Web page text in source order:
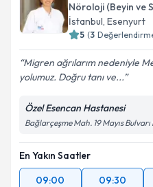
Nöroloji (Beyin ve
İstanbul, Esenyurt
5 (3
Migren ağrılarım nedeniyle
yolumuz. Doğru tanı ve...
Özel Esencan Hastanesi
Bağlarçeşme Mah. 19 Mayıs
En Yakın Saatler
09:00
09:30